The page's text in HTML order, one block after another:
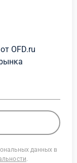
OFD.ru
данных в
.